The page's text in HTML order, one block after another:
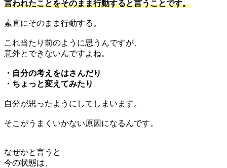
言われたことをそのまま行動すると言うことです。
素直にそのまま行動する。
これ当たり前のように思うんですが、
意外とできないんですよね。
・自分の考えをはさんだり
・ちょっと変えてみたり
自分が思ったようにしてしまいます。
そこがうまくいかない原因になるんです。
なぜかと言うと
今の状態は、